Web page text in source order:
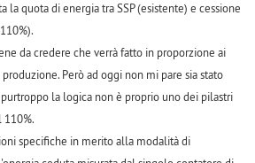
la quota di energia tra SSP (esistente) e cessione
da credere che verrà fatto in proporzione ai
Però ad oggi non mi pare sia stato
la logica non è proprio uno dei pilastri
110%.
specifiche in merito alla modalità di